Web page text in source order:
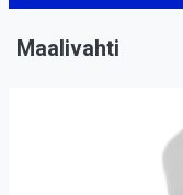
Maalivahti